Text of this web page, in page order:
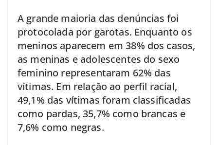
A grande maioria das denúncias foi
protocolada por garotas. Enquanto os
meninos aparecem em 38% dos casos,
as meninas e adolescentes do sexo
feminino representaram 62% das
vítimas. Em relação ao perfil racial,
49,1% das vítimas foram classificadas
como pardas, 35,7% como brancas e
7,6% como negras.